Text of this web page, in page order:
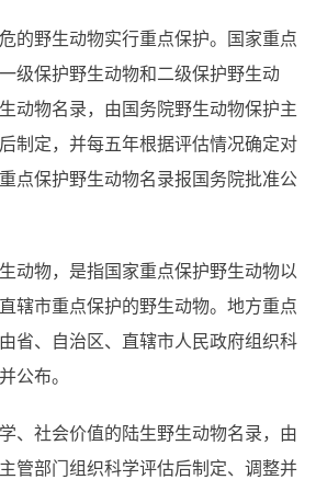
野生动物实行重点保护。国家重点
级保护野生动物和二级保护野生动
动物名录，由国务院野生动物保护主
制定，并每五年根据评估情况确定对
点保护野生动物名录报国务院批准公
物，是指国家重点保护野生动物以
辖市重点保护的野生动物。地方重点
省、自治区、直辖市人民政府组织科
公布。
社会价值的陆生野生动物名录，由
管部门组织科学评估后制定、调整并